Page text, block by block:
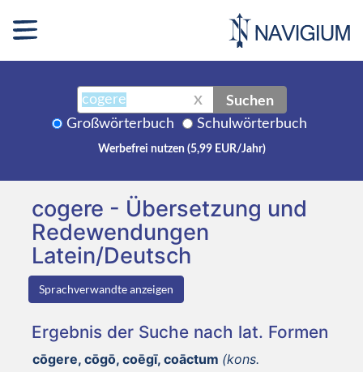
X Suchen
Großwörterbuch Schulwörterbuch
Werbefrei nutzen (5,99 EUR/Jahr)
cogere - Übersetzung und
Redewendungen
Latein/Deutsch
Sprachverwandte anzeigen
Ergebnis der Suche nach lat. Formen
cōgere, cōgō, coēgī, coāctum (kons.